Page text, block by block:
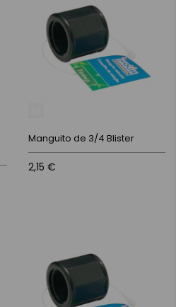
Manguito de 3/4 Blister
2,15 €